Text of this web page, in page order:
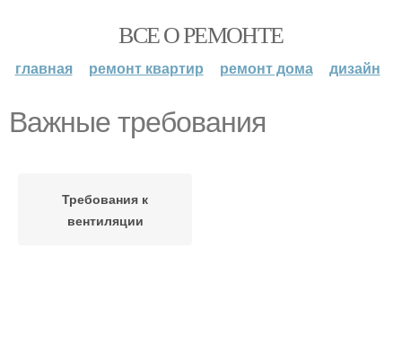
ВСЕ О РЕМОНТЕ
главная ремонт квартир ремонт дома дизайн
Важные требования
Требования к
вентиляции